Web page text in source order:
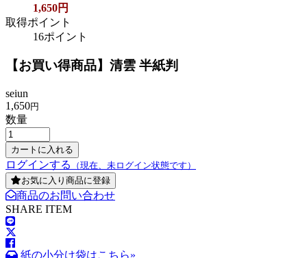
1,650円
取得ポイント
16ポイント
【お買い得商品】清雲 半紙判
seiun
1,650円
数量
ログインする
（現在、未ログイン状態です）
お気に入り商品に登録
商品のお問い合わせ
SHARE ITEM
紙の小分け袋はこちら»